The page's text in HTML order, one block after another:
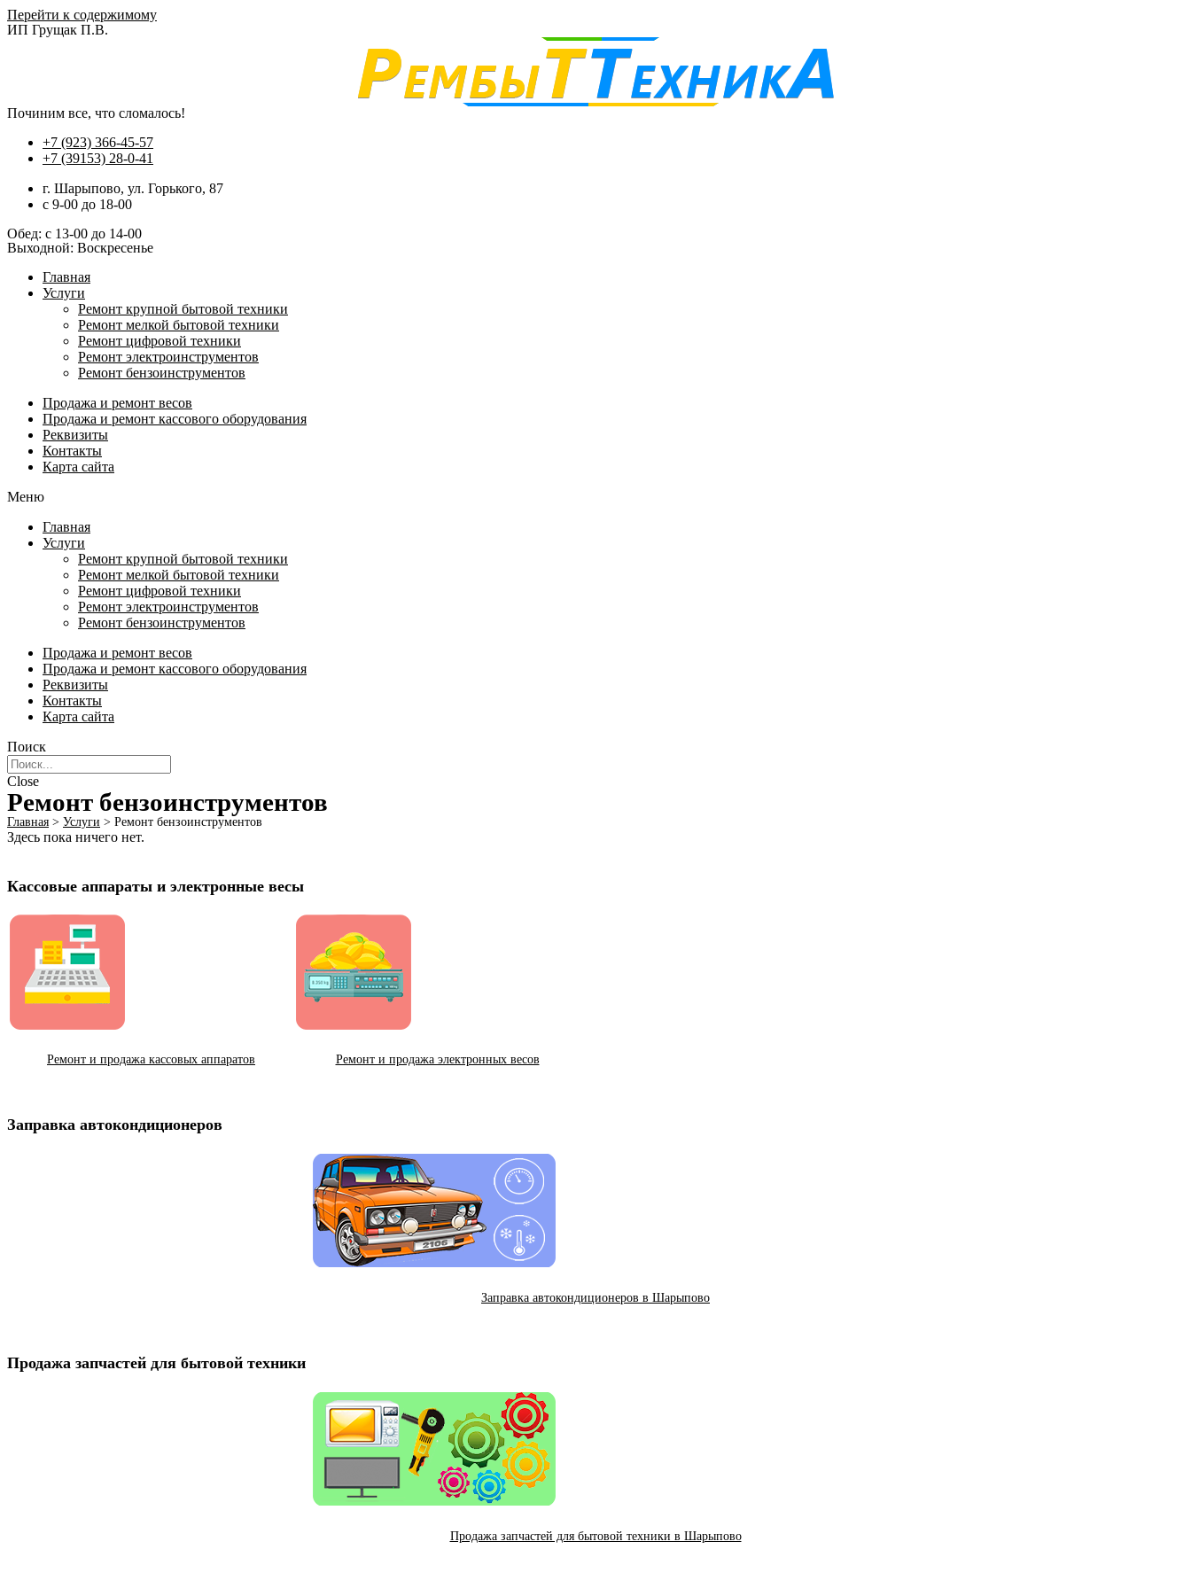
Перейти к содержимому
ИП Грущак П.В.
Починим все, что сломалось!
+7 (923) 366-45-57
+7 (39153) 28-0-41
г. Шарыпово, ул. Горького, 87
c 9-00 до 18-00
Обед: с 13-00 до 14-00
Выходной: Воскресенье
Главная
Услуги
Ремонт крупной бытовой техники
Ремонт мелкой бытовой техники
Ремонт цифровой техники
Ремонт электроинструментов​
Ремонт бензоинструментов
Продажа и ремонт весов
Продажа и ремонт кассового оборудования
Реквизиты
Контакты
Карта сайта
Меню
Главная
Услуги
Ремонт крупной бытовой техники
Ремонт мелкой бытовой техники
Ремонт цифровой техники
Ремонт электроинструментов​
Ремонт бензоинструментов
Продажа и ремонт весов
Продажа и ремонт кассового оборудования
Реквизиты
Контакты
Карта сайта
Поиск
Close
Ремонт бензоинструментов
Главная > Услуги > Ремонт бензоинструментов
Здесь пока ничего нет.
Кассовые аппараты и электронные весы
Ремонт и продажа кассовых аппаратов Ремонт и продажа электронных весов
Заправка автокондиционеров
Заправка автокондиционеров в Шарыпово
Продажа запчастей для бытовой техники
Продажа запчастей для бытовой техники в Шарыпово